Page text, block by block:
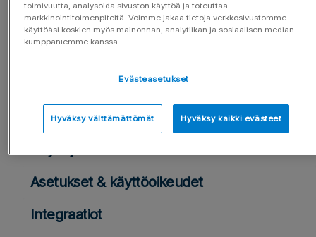
Resursointi
Raportit & työpöydät
Yleiset toiminnot
Asetukset & käyttöoikeudet
Integraatiot
toimivuutta, analysoida sivuston käyttöä ja toteuttaa
markkinointitoimenpiteitä. Voimme jakaa tietoja verkkosivustomme
käyttöäsi koskien myös mainonnan, analytiikan ja sosiaalisen median
kumppaniemme kanssa.
Evästeasetukset
Hyväksy välttämättömät Hyväksy kaikki evästeet